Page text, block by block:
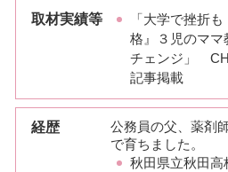
取材実績等
「大学で挫折
格』３児のママ
チェンジ」
記事掲載
経歴
公務員の父、薬剤
で育ちました。
秋田県立秋田高